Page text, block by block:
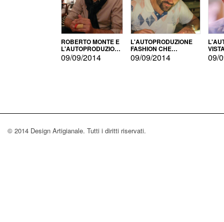
ROBERTO MONTE E
L'AUTOPRODUZIONE
CON IL CENSIMENTO
09/09/2014
L'AUTOPRODUZIONE
FASHION CHE
CONQUISTA GLI USA
09/09/2014 09/
© 2014 Design Artigianale. Tutti i diritti riservati.